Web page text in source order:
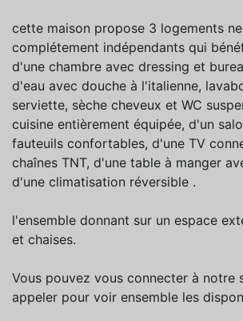
cette maison propose 3 logements
complétement indépendants qui
d'une chambre avec dressing et
d'eau avec douche à l'italienne,
serviette, sèche cheveux et WC
cuisine entièrement équipée, d'un
fauteuils confortables, d'une TV
chaînes TNT, d'une table à manger
d'une climatisation réversible .
l'ensemble donnant sur un espace
et chaises.
Vous pouvez vous connecter à notre
appeler pour voir ensemble les